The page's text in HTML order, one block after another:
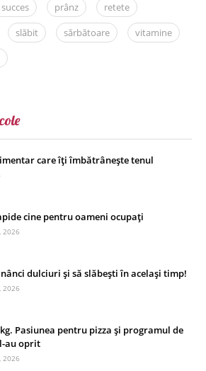
prânz
retete
slăbit sărbătoare
vitamine
care îți îmbătrânește tenul
cine pentru oameni ocupați
2026
dulciuri și să slăbești în același timp!
2026
Pasiunea pentru pizza și programul de
au oprit
2026